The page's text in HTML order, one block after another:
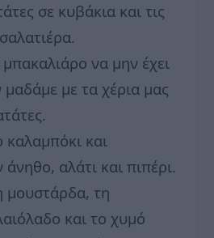
σε κυβάκια και τις
να μην έχει
μαδάμε με τα χέρια μας
και
άνηθο, αλάτι και πιπέρι.
μουστάρδα, τη
και το χυμό